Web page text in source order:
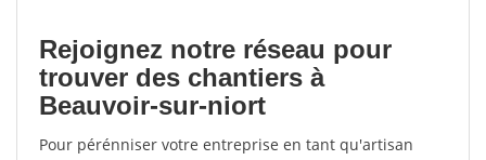
Rejoignez notre réseau pour
trouver des chantiers à
Beauvoir-sur-niort
Pour pérénniser votre entreprise en tant qu'artisan